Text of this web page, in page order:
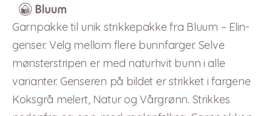
Garnpakke til unik strikkepakke fra Bluum – Elin-
genser. Velg mellom flere bunnfarger. Selve
mønsterstripen er med naturhvit bunn i alle
varianter. Genseren på bildet er strikket i fargene
Koksgrå melert, Natur og Vårgrønn. Strikkes